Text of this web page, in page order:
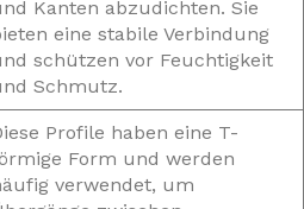
Kanten abzudichten. Sie
eine stabile Verbindung
schützen vor Feuchtigkeit
Schmutz.
Profile haben eine T-
Form und werden
verwendet, um